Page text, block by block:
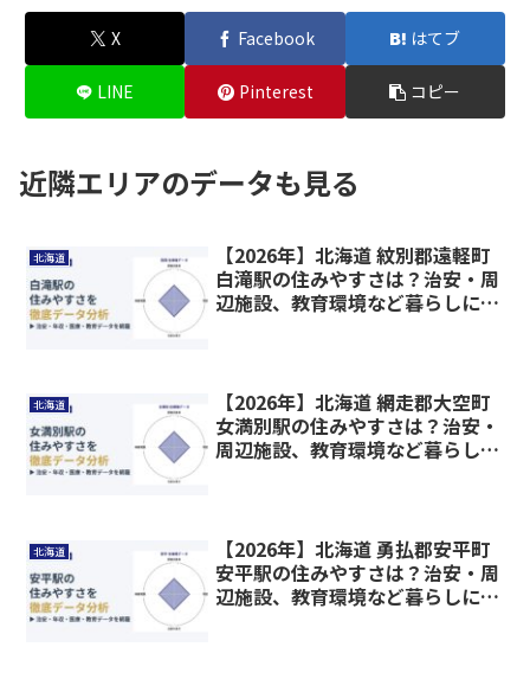
X Facebook はてブ
LINE Pinterest コピー
近隣エリアのデータも見る
北海道
【2026年】北海道 紋別郡遠軽町
白滝駅の住みやすさは？治安・周
辺施設、教育環境など暮らしに関
北海道
【2026年】北海道 網走郡大空町
女満別駅の住みやすさは？治安・
周辺施設、教育環境など暮らしに
北海道
【2026年】北海道 勇払郡安平町
安平駅の住みやすさは？治安・周
辺施設、教育環境など暮らしに関